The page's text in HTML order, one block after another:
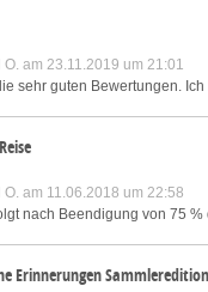
O. am 23.11.2019 um 21:01
sehr guten Bewertungen.
O. am 11.06.2018 um 22:58
nach Beendigung von 75
Erinnerungen Sammleredition